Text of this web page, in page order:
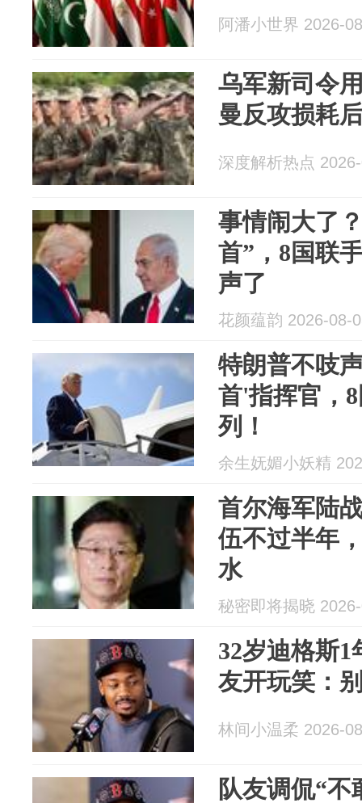
阿潘小世界 2026-
乌军新司令
曼反攻损耗
深度解析热点
事情闹大了
首”，8国联
声了
花颜蕴韵 2026-08-
特朗普不吱
首'指挥官，
列！
余生妩媚小妖精
首尔海军陆
伍不过半年
水
秘密即将揭晓
32岁迪格斯
友开玩笑：
林间小温柔 2026-
队友调侃“